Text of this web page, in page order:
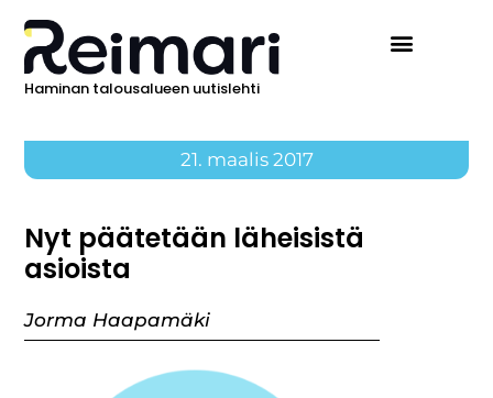
Haminan talousalueen uutislehti
21. maalis 2017
Nyt päätetään läheisistä
asioista
Jorma Haapamäki